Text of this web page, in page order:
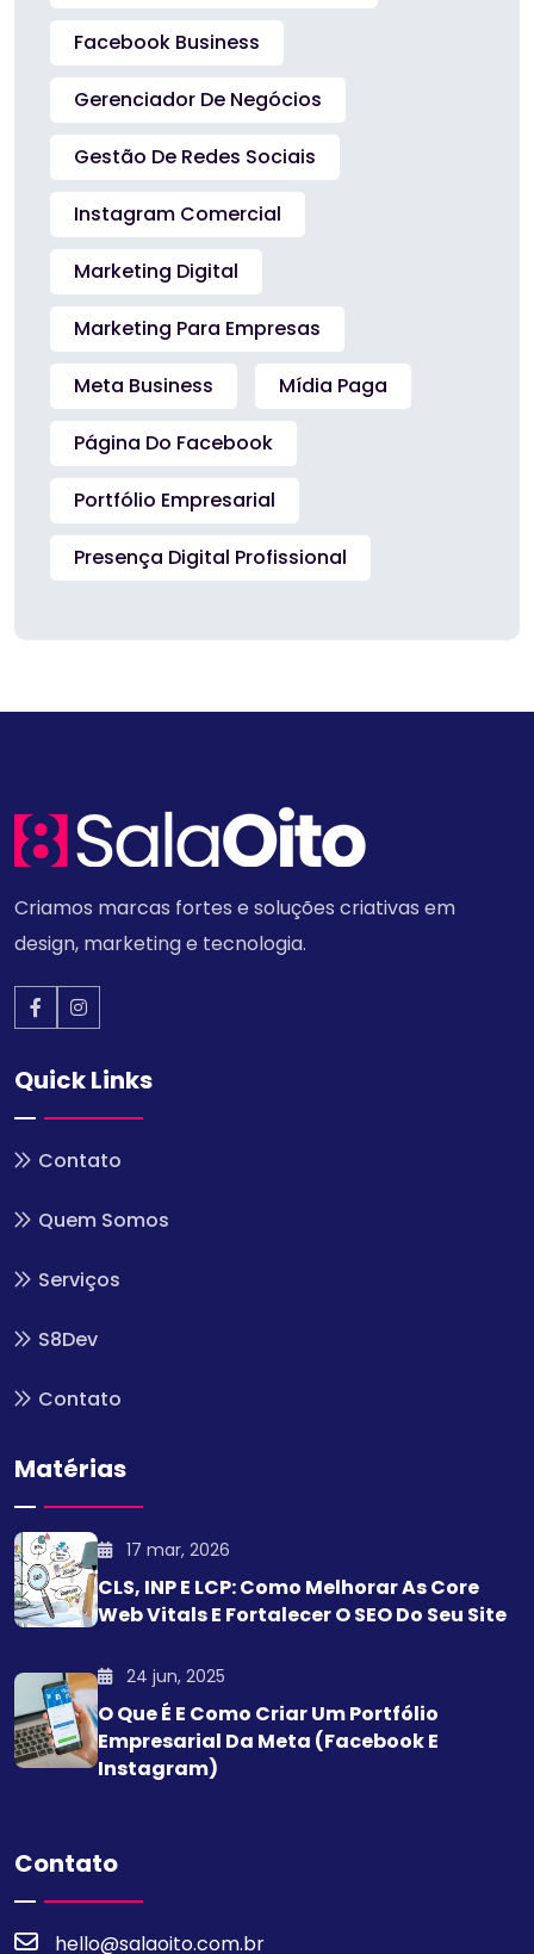
Facebook Business
Gerenciador De Negócios
Gestão De Redes Sociais
Instagram Comercial
Marketing Digital
Marketing Para Empresas
Meta Business Mídia Paga
Página Do Facebook
Portfólio Empresarial
Presença Digital Profissional
Criamos marcas fortes e soluções criativas em
design, marketing e tecnologia.
Quick Links
Contato
Quem Somos
Serviços
S8Dev
Contato
Matérias
17 mar, 2026
CLS, INP E LCP: Como Melhorar As Core
Web Vitals E Fortalecer O SEO Do Seu Site
24 jun, 2025
O Que É E Como Criar Um Portfólio
Empresarial Da Meta (Facebook E
Instagram)
Contato
hello@salaoito.com.br